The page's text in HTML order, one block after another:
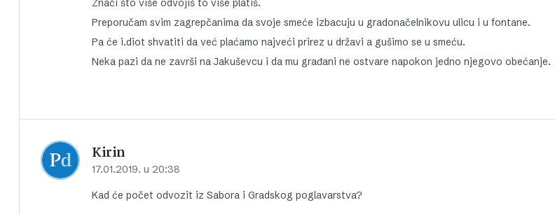
Znači što više odvojiš to više platiš.
Preporučam svim zagrepčanima da svoje smeće izbacuju u gradonačelnikovu ulicu i u fontane.
Pa će i.diot shvatiti da već plaćamo najveći prirez u državi a gušimo se u smeću.
Neka pazi da ne završi na Jakuševcu i da mu građani ne ostvare napokon jedno njegovo obećanje.
Kirin
17.01.2019. u 20:38
Kad će počet odvozit iz Sabora i Gradskog poglavarstva?